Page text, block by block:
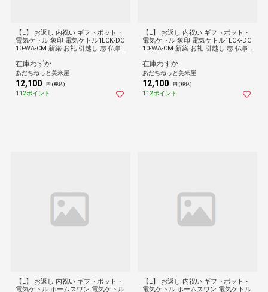
【L】 お返し 内祝い ギフトポット・
電気ケトル 象印 電気ケトル1LCK-DC
10-WA-CM 新築 お礼 引越し 志 仏事
在庫わずか
あだちねっと美米屋
12,100 円 (税込)
112ポイント
【L】 お返し 内祝い ギフトポット・
電気ケトル 象印 電気ケトル1LCK-DC
10-WA-CM 新築 お礼 引越し 志 仏事
在庫わずか
あだちねっと美米屋
12,100 円 (税込)
112ポイント
【L】 お返し 内祝い ギフトポット・
電気ケトル ホームスワン 電気ケトル
【L】 お返し 内祝い ギフトポット・
電気ケトル ホームスワン 電気ケトル